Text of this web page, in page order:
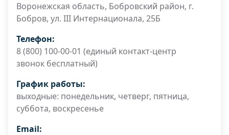
Воронежская область, Бобровский район, г.
Бобров, ул. III Интернационала, 25Б
Телефон:
8 (800) 100-00-01 (единый контакт-центр
звонок бесплатный)
График работы:
выходные: понедельник, четверг, пятница,
суббота, воскресенье
Email: